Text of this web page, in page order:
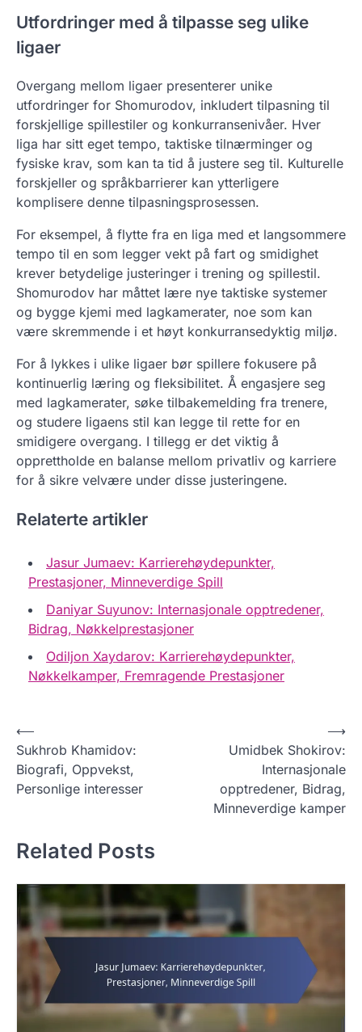
Utfordringer med å tilpasse seg ulike
ligaer
Overgang mellom ligaer presenterer unike
utfordringer for Shomurodov, inkludert tilpasning til
forskjellige spillestiler og konkurransenivåer. Hver
liga har sitt eget tempo, taktiske tilnærminger og
fysiske krav, som kan ta tid å justere seg til. Kulturelle
forskjeller og språkbarrierer kan ytterligere
komplisere denne tilpasningsprosessen.
For eksempel, å flytte fra en liga med et langsommere
tempo til en som legger vekt på fart og smidighet
krever betydelige justeringer i trening og spillestil.
Shomurodov har måttet lære nye taktiske systemer
og bygge kjemi med lagkamerater, noe som kan
være skremmende i et høyt konkurransedyktig miljø.
For å lykkes i ulike ligaer bør spillere fokusere på
kontinuerlig læring og fleksibilitet. Å engasjere seg
med lagkamerater, søke tilbakemelding fra trenere,
og studere ligaens stil kan legge til rette for en
smidigere overgang. I tillegg er det viktig å
opprettholde en balanse mellom privatliv og karriere
for å sikre velvære under disse justeringene.
Relaterte artikler
Jasur Jumaev: Karrierehøydepunkter,
Prestasjoner, Minneverdige Spill
Daniyar Suyunov: Internasjonale opptredener,
Bidrag, Nøkkelprestasjoner
Odiljon Xaydarov: Karrierehøydepunkter,
Nøkkelkamper, Fremragende Prestasjoner
P
o
s
a
v
i
g
t
⟵
Sukhrob Khamidov:
Biografi, Oppvekst,
Personlige interesser
Umidbek Shokirov:
Internasjonale
opptredener, Bidrag,
Minneverdige kamper
⟶
Related Posts